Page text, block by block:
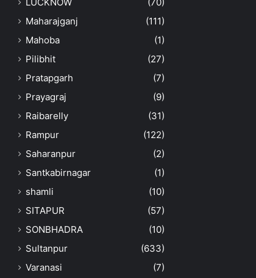
Maharajganj
(111)
Mahoba
(1)
Pilibhit
(27)
Pratapgarh
(7)
Prayagraj
(9)
Raibarelly
(31)
Rampur
(122)
Saharanpur
(2)
Santkabirnagar
(1)
shamli
(10)
SITAPUR
(57)
SONBHADRA
(10)
Sultanpur
(633)
Varanasi
(7)